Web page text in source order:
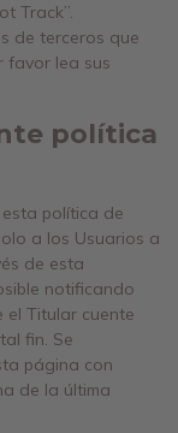
Track”.
de terceros que
favor lea sus
política
política de
a los Usuarios a
de esta
notificando
el Titular cuente
fin. Se
página con
de la última